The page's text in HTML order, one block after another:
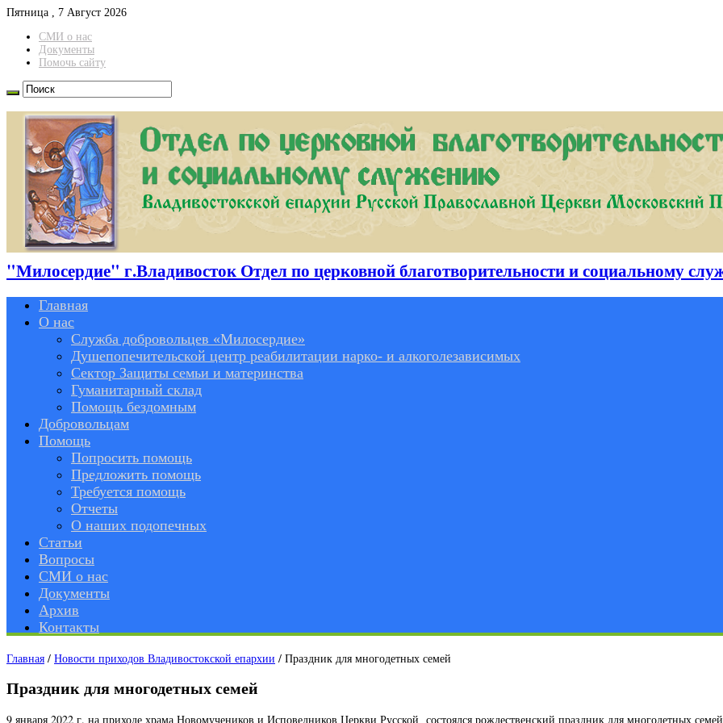
Пятница , 7 Август 2026
СМИ о нас
Документы
Помочь сайту
"Милосердие" г.Владивосток Отдел по церковной благотворительности и социальному
Главная
О нас
Служба добровольцев «Милосердие»
Душепопечительской центр реабилитации нарко- и алкоголезависимых
Сектор Защиты семьи и материнства
Гуманитарный склад
Помощь бездомным
Добровольцам
Помощь
Попросить помощь
Предложить помощь
Требуется помощь
Отчеты
О наших подопечных
Статьи
Вопросы
СМИ о нас
Документы
Архив
Контакты
Главная / Новости приходов Владивостокской епархии / Праздник для многодетных семей
Праздник для многодетных семей
9 января 2022 г. на приходе храма Новомучеников и Исповедников Церкви Русской состоялся рождественский праздник для многодетных